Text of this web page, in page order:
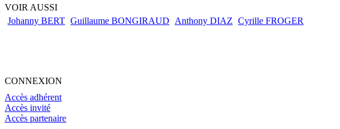
VOIR AUSSI
Johanny BERT Guillaume BONGIRAUD Anthony DIAZ Cyrille FROGER
CONNEXION
Accès adhérent
Accès invité
Accès partenaire